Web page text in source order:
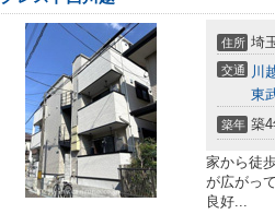
住所 埼
交通 川
東
築年 築
家から徒
が広がっ
良好...